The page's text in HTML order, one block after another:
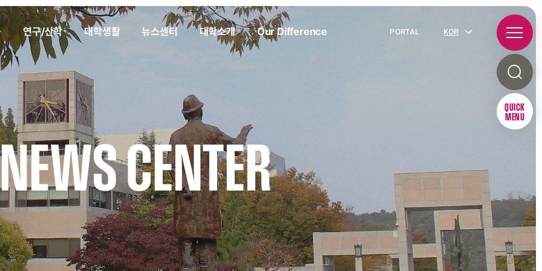
연구/산학 대학생활 뉴스센터 대학소개 Our Difference PORTAL KOR
QUICK
MENU
NEWS CENTER